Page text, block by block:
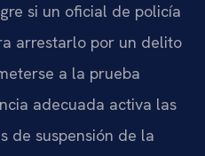
si un oficial de policía
arrestarlo por un delito
a la prueba
adecuada activa las
de suspensión de la